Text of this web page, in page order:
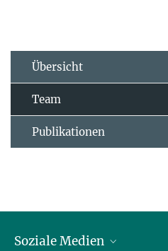
Übersicht
Team
Publikationen
Soziale Medien